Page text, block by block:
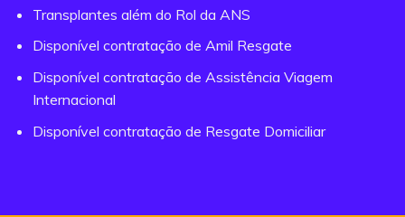
Transplantes além do Rol da ANS
Disponível contratação de Amil Resgate
Disponível contratação de Assistência Viagem
Internacional
Disponível contratação de Resgate Domiciliar